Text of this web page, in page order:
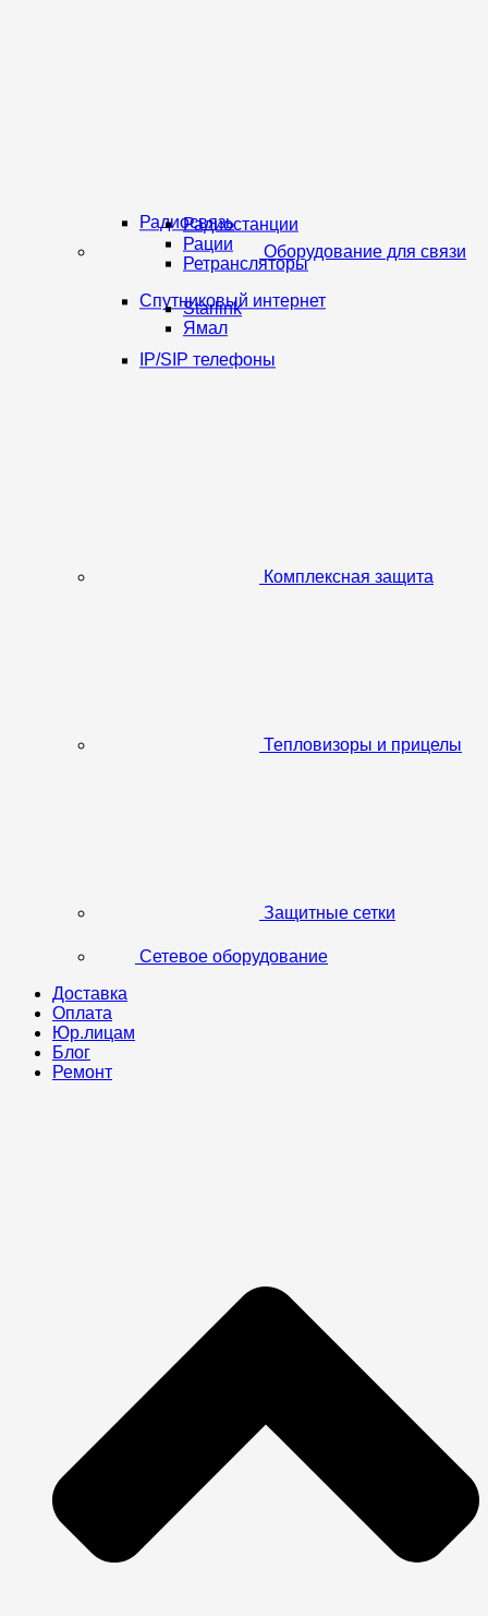
Оборудование для связи
Радиосвязь
Радиостанции
Рации
Ретрансляторы
Спутниковый интернет
Starlink
Ямал
IP/SIP телефоны
Комплексная защита
Тепловизоры и прицелы
Защитные сетки
Сетевое оборудование
Доставка
Оплата
Юр.лицам
Блог
Ремонт